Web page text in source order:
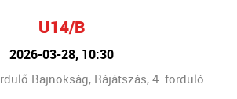
U14/B
2026-03-28, 10:30
Bajnokság, Rájátszás, 4. forduló